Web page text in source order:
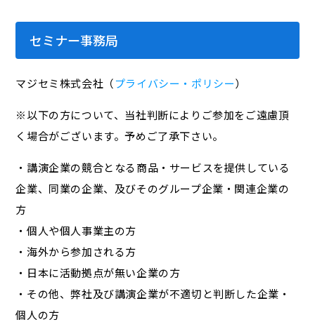
セミナー事務局
マジセミ株式会社（プライバシー・ポリシー）
※以下の方について、当社判断によりご参加をご遠慮頂
く場合がございます。予めご了承下さい。
・講演企業の競合となる商品・サービスを提供している
企業、同業の企業、及びそのグループ企業・関連企業の
方
・個人や個人事業主の方
・海外から参加される方
・日本に活動拠点が無い企業の方
・その他、弊社及び講演企業が不適切と判断した企業・
個人の方